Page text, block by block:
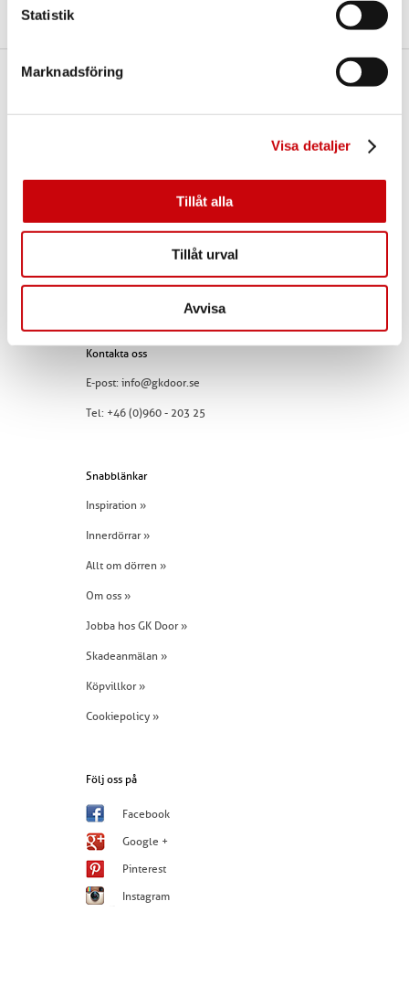
Statistik
Marknadsföring
Visa detaljer
Tillåt alla
Tillåt urval
Avvisa
Kontakta oss
E-post:info@gkdoor.se
Tel: +46 (0)960 - 203 25
Snabblänkar
Inspiration »
Innerdörrar »
Allt om dörren »
Om oss »
Jobba hos GK Door »
Skadeanmälan »
Köpvillkor »
Cookiepolicy »
Följ oss på
Facebook
Google +
Pinterest
Instagram